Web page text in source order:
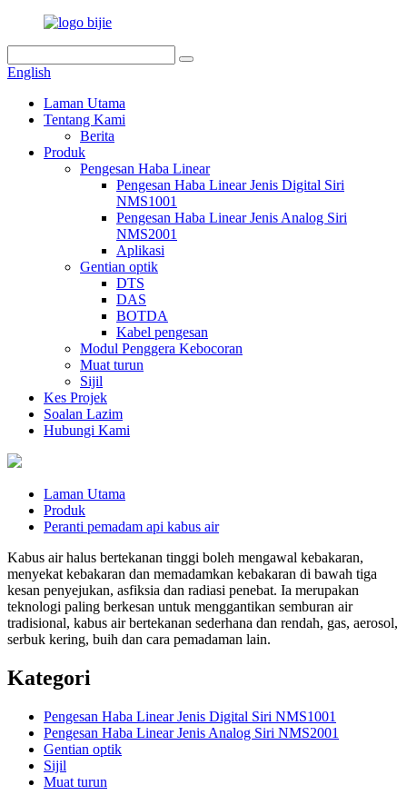
English
Laman Utama
Tentang Kami
Berita
Produk
Pengesan Haba Linear
Pengesan Haba Linear Jenis Digital Siri
NMS1001
Pengesan Haba Linear Jenis Analog Siri
NMS2001
Aplikasi
Gentian optik
DTS
DAS
BOTDA
Kabel pengesan
Modul Penggera Kebocoran
Muat turun
Sijil
Kes Projek
Soalan Lazim
Hubungi Kami
Laman Utama
Produk
Peranti pemadam api kabus air
Kabus air halus bertekanan tinggi boleh mengawal kebakaran,
menyekat kebakaran dan memadamkan kebakaran di bawah tiga
kesan penyejukan, asfiksia dan radiasi penebat. Ia merupakan
teknologi paling berkesan untuk menggantikan semburan air
tradisional, kabus air bertekanan sederhana dan rendah, gas, aerosol,
serbuk kering, buih dan cara pemadaman lain.
Kategori
Pengesan Haba Linear Jenis Digital Siri NMS1001
Pengesan Haba Linear Jenis Analog Siri NMS2001
Gentian optik
Sijil
Muat turun